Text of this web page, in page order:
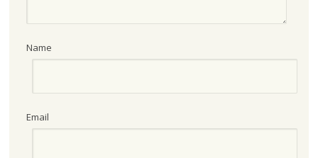
Name
Email